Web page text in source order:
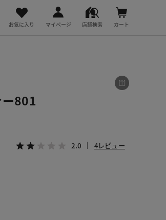
お気に入り マイページ 店舗検索 カート
801
2.0 4レビュー